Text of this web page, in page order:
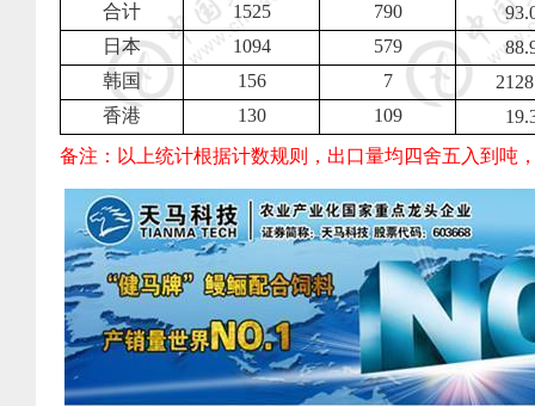
合计
1525 790
日本
1094 579
韩国
156 7
香港
130 109
备注：以上统计根据计数规则，出口量均四舍五入到吨